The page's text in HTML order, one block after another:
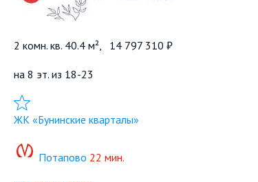
2 комн. кв. 40.4 м², 14 797 310 ₽
на 8 эт. из 18-23
Добавить в избранное
ЖК «Бунинские кварталы»
Потапово 22 мин.